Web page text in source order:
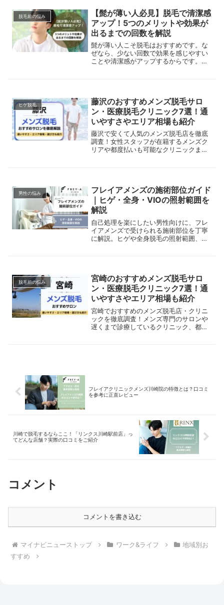
脱毛前の悩み
【髭が薄い人必見】脱毛で清潔感
アップ！5つのメリットや効果が
出るまでの回数を解説
髭が薄い人こそ脱毛はおすすめです。な
ぜなら、少ない回数で効果を感じやすい
ことや清潔感がアップするからです。本
ヒゲ脱毛
藤沢のおすすめメンズ脱毛サロ
ン・医療脱毛クリニック7選！通
いやすさやエリア相場も紹介
藤沢で安くて人気のメンズ脱毛店を徹底
調査！女性スタッフが在籍するメンズク
リアや都度払いも可能なクリニックまで
Oなどの部位別脱毛も解説。
男性の悩み
フレイアメンズの施術部位ガイド
｜ヒゲ・全身・VIOの照射範囲を
解説
自己処理を楽にしたい男性向けに、フレ
イアメンズで受けられる施術部位を丁寧
に解説。ヒゲや全身脱毛の照射範囲、脱
脱毛前の悩み
宮崎のおすすめメンズ脱毛サロ
ン・医療脱毛クリニック7選！通
いやすさやエリア相場も紹介
宮崎でおすすめのメンズ脱毛店・クリニ
ックを徹底調査！メンズ専門のサロンや
遅くまで診療しているクリニック、都度
の流れや脱毛のメリット・デメリットも
フレイアクリニックメンズ川崎院の特徴とは？口コミ
を参考に正直レビュー
川崎で脱毛するならここ！「リンクス川崎駅前店」っ
てどんな店舗？実際の口コミをご紹介
コメント
コメントを書き込む
マイナビニューストップ ワーク&ライフ
地域別お
すすめ